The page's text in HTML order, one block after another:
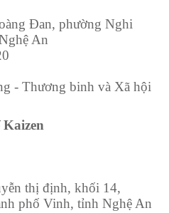
Đan, phường Nghi
An
- Thương binh và Xã hội
Kaizen
thị định, khối 14,
phố Vinh, tỉnh Nghệ An